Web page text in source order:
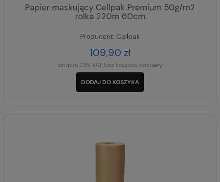
Papier maskujący Cellpak Premium 50g/m2
rolka 220m 60cm
Producent: Cellpak
109,90 zł
zawiera 23% VAT, bez kosztów dostawy
DODAJ DO KOSZYKA